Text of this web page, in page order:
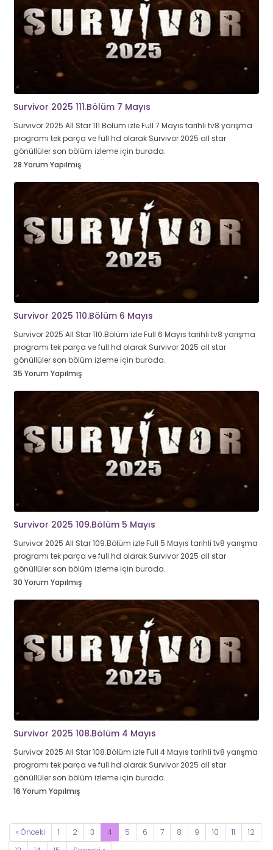
Survivor 2025 111.Bölüm 7 Mayıs
Survivor 2025 All Star 111.Bölüm izle Full 7 Mayıs tarihli tv8 yarışma
programı tek parça ve full hd olarak Survivor 2025 all star
gönüllüler son bölüm izleme için burada.
28 Yorum Yapılmış
Survivor 2025 110.Bölüm 6 Mayıs
Survivor 2025 All Star 110.Bölüm izle Full 6 Mayıs tarihli tv8 yarışma
programı tek parça ve full hd olarak Survivor 2025 all star
gönüllüler son bölüm izleme için burada.
35 Yorum Yapılmış
Survivor 2025 109.Bölüm 5 Mayıs
Survivor 2025 All Star 109.Bölüm izle Full 5 Mayıs tarihli tv8 yarışma
programı tek parça ve full hd olarak Survivor 2025 all star
gönüllüler son bölüm izleme için burada.
30 Yorum Yapılmış
Survivor 2025 108.Bölüm 4 Mayıs
Survivor 2025 All Star 108.Bölüm izle Full 4 Mayıs tarihli tv8 yarışma
programı tek parça ve full hd olarak Survivor 2025 all star
gönüllüler son bölüm izleme için burada.
16 Yorum Yapılmış
« Önceki 1 2 3 4 5 6 7 8 9 10 11
12